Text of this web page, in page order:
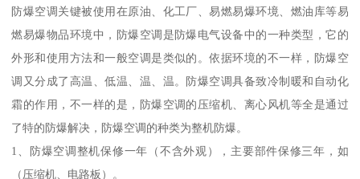
防爆空调关键被使用在原油、化工厂、易燃易爆环境、燃油库等易
燃易爆物品环境中，防爆空调是防爆电气设备中的一种类型，它的
外形和使用方法和一般空调是类似的。依据环境的不一样，防爆空
调又分成了高温、低温、温、温。防爆空调具备致冷制暖和自动化
霜的作用，不一样的是，防爆空调的压缩机、离心风机等全是通过
了特的防爆解决，防爆空调的种类为整机防爆。
1、防爆空调整机保修一年（不含外观），主要部件保修三年，如
（压缩机、电路板）。